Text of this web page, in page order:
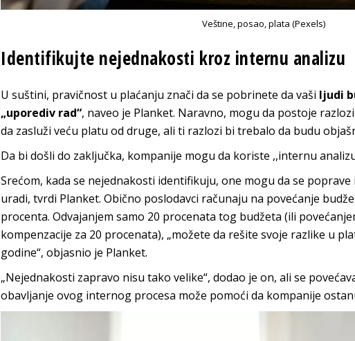
Veštine, posao, plata (Pexels)
Identifikujte nejednakosti kroz internu analizu
U suštini, pravičnost u plaćanju znači da se pobrinete da vaši ljudi
„uporediv rad“, naveo je Planket. Naravno, mogu da postoje
da zasluži veću platu od druge, ali ti razlozi bi trebalo da budu
Da bi došli do zaključka, kompanije mogu da koriste ,,internu
Srećom, kada se nejednakosti identifikuju, one mogu da se
uradi, tvrdi Planket. Obično poslodavci računaju na povećanje
procenta. Odvajanjem samo 20 procenata tog budžeta (ili
kompenzacije za 20 procenata), „možete da rešite svoje razlike u
godine“, objasnio je Planket.
„Nejednakosti zapravo nisu tako velike“, dodao je on, ali se
obavljanje ovog internog procesa može pomoći da kompanije